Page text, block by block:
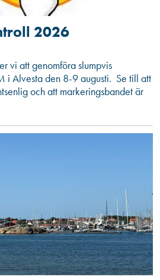
2026
vi att genomföra slumpvis
i Alvesta den 8-9 augusti. Se till att
och att markeringsbandet är